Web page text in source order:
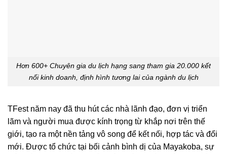
Hơn 600+ Chuyên gia du lịch hạng sang tham gia 20.000 kết
nối kinh doanh, định hình tương lai của ngành du lịch
TFest năm nay đã thu hút các nhà lãnh đạo, đơn vị triển
lãm và người mua được kính trọng từ khắp nơi trên thế
giới, tạo ra một nền tảng vô song để kết nối, hợp tác và đổi
mới. Được tổ chức tại bối cảnh bình dị của Mayakoba, sự